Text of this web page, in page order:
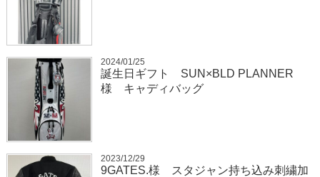
2024/01/25
誕生日ギフト SUN×BLD PLANNER
様 キャディバッグ
2023/12/29
9GATES.様 スタジャン持ち込み刺繍加